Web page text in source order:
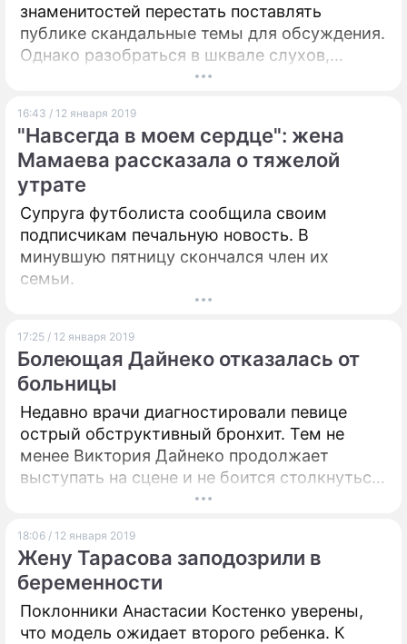
знаменитостей перестать поставлять
публике скандальные темы для обсуждения.
Однако разобраться в шквале слухов,
сомнительных заявлений и неожиданных
на своих страницах все последние новости
шоу-бизнеса на сегодня, 12 января 2019 года.
16:43 / 12 января 2019
"Навсегда в моем сердце": жена
Мамаева рассказала о тяжелой
утрате
Супруга футболиста сообщила своим
подписчикам печальную новость. В
минувшую пятницу скончался член их
семьи.
17:25 / 12 января 2019
Болеющая Дайнеко отказалась от
больницы
Недавно врачи диагностировали певице
острый обструктивный бронхит. Тем не
менее Виктория Дайнеко продолжает
выступать на сцене и не боится столкнуться
с последствиями болезни.
18:06 / 12 января 2019
Жену Тарасова заподозрили в
беременности
Поклонники Анастасии Костенко уверены,
что модель ожидает второго ребенка. К